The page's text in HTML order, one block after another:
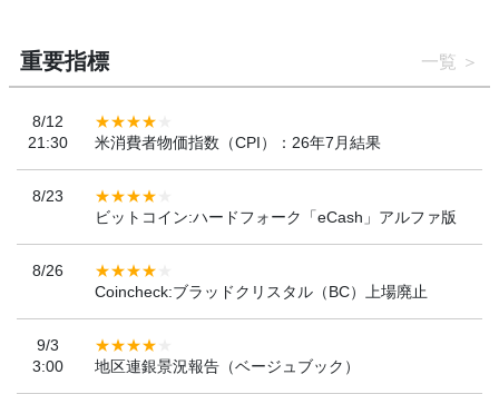
重要指標 一覧
8/12
21:30
米消費者物価指数（CPI）：26年7月結果
8/23
ビットコイン:ハードフォーク「eCash」アルファ版
8/26
Coincheck:ブラッドクリスタル（BC）上場廃止
9/3
3:00
地区連銀景況報告（ベージュブック）